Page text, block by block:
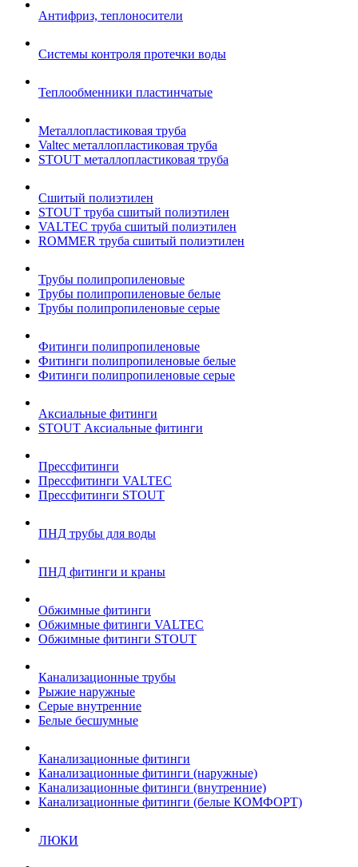
Антифриз, теплоносители
Системы контроля протечки воды
Теплообменники пластинчатые
Металлопластиковая труба
Valtec металлопластиковая труба
STOUT металлопластиковая труба
Сшитый полиэтилен
STOUT труба сшитый полиэтилен
VALTEC труба сшитый полиэтилен
ROMMER труба сшитый полиэтилен
Трубы полипропиленовые
Трубы полипропиленовые белые
Трубы полипропиленовые серые
Фитинги полипропиленовые
Фитинги полипропиленовые белые
Фитинги полипропиленовые серые
Аксиальные фитинги
STOUT Аксиальные фитинги
Прессфитинги
Прессфитинги VALTEC
Прессфитинги STOUT
ПНД трубы для воды
ПНД фитинги и краны
Обжимные фитинги
Обжимные фитинги VALTEC
Обжимные фитинги STOUT
Канализационные трубы
Рыжие наружные
Серые внутренние
Белые бесшумные
Канализационные фитинги
Канализационные фитинги (наружные)
Канализационные фитинги (внутренние)
Канализационные фитинги (белые КОМФОРТ)
ЛЮКИ